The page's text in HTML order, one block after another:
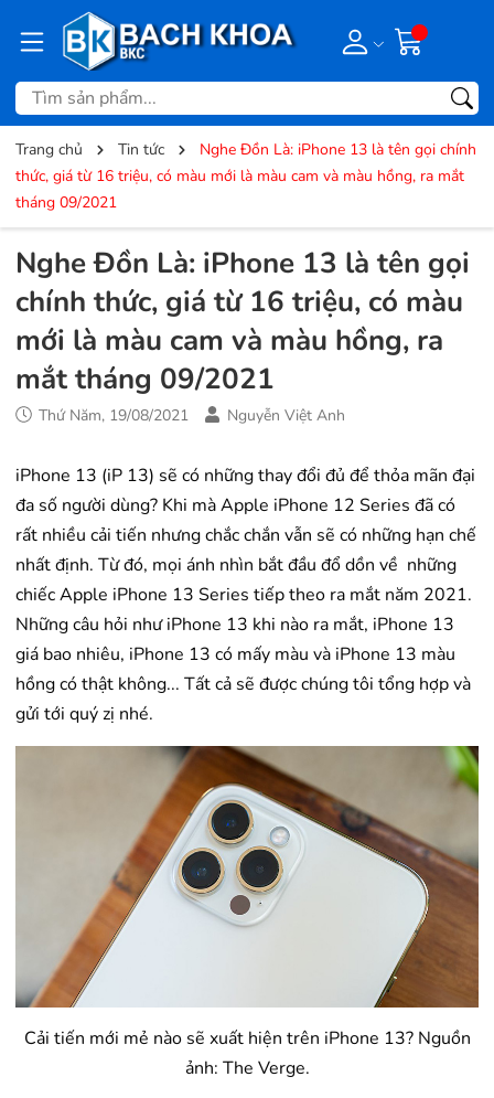
Trang chủ Tin tức
Nghe Đồn Là: iPhone 13 là tên gọi chính
thức, giá từ 16 triệu, có màu mới là màu cam và màu hồng, ra mắt
tháng 09/2021
Nghe Đồn Là: iPhone 13 là tên gọi
chính thức, giá từ 16 triệu, có màu
mới là màu cam và màu hồng, ra
mắt tháng 09/2021
Thứ Năm, 19/08/2021 Nguyễn Việt Anh
iPhone 13 (iP 13) sẽ có những thay đổi đủ để thỏa mãn đại
đa số người dùng? Khi mà Apple iPhone 12 Series đã có
rất nhiều cải tiến nhưng chắc chắn vẫn sẽ có những hạn chế
nhất định. Từ đó, mọi ánh nhìn bắt đầu đổ dồn về những
chiếc Apple iPhone 13 Series tiếp theo ra mắt năm 2021.
Những câu hỏi như iPhone 13 khi nào ra mắt, iPhone 13
giá bao nhiêu, iPhone 13 có mấy màu và iPhone 13 màu
hồng có thật không... Tất cả sẽ được chúng tôi tổng hợp và
gửi tới quý zị nhé.
Cải tiến mới mẻ nào sẽ xuất hiện trên iPhone 13? Nguồn
ảnh: The Verge.